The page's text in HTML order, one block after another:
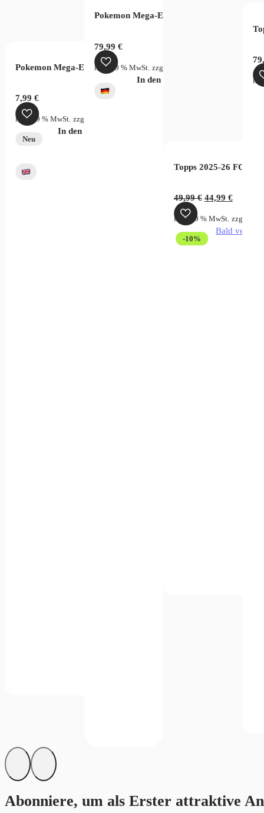
Stream
Memorial Collection EB01 (JP)
Pokemon Mega-Evolution Pitch Black Sleeved Booster
7,99€
inkl. 19 % MwSt. zzgl.
In den Warenkorb
Neu
Pokemon Mega-Entwicklung Dunkelnacht
79,99€
inkl. 19 % MwSt. zzgl.
In den Warenkorb
Topps 2025-26 FC
49,99€ Ursprünglicher
war:
49,99 €
44,99 €
ist:
44,99 €.
inkl. 19 % MwSt. zzgl.
Bald
-10%
Abonniere, um als Erster attraktive